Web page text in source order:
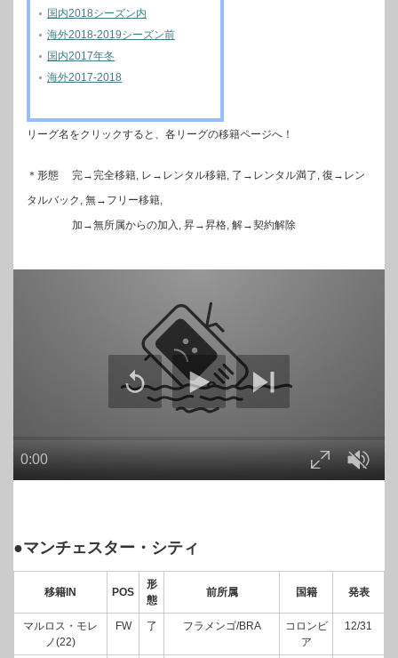
国内2018シーズン内
海外2018-2019シーズン前
国内2017年冬
海外2017-2018
リーグ名をクリックすると、各リーグの移籍ページへ！
＊形態 完→完全移籍, レ→レンタル移籍, 了→レンタル満了, 復→レン
タルバック, 無→フリー移籍,
加→無所属からの加入, 昇→昇格, 解→契約解除
●マンチェスター・シティ
移籍IN POS
形
態
前所属 国籍 発表
マルロス・モレ
ノ(22)
FW 了 フラメンゴ/BRA
コロンビ
ア
12/31